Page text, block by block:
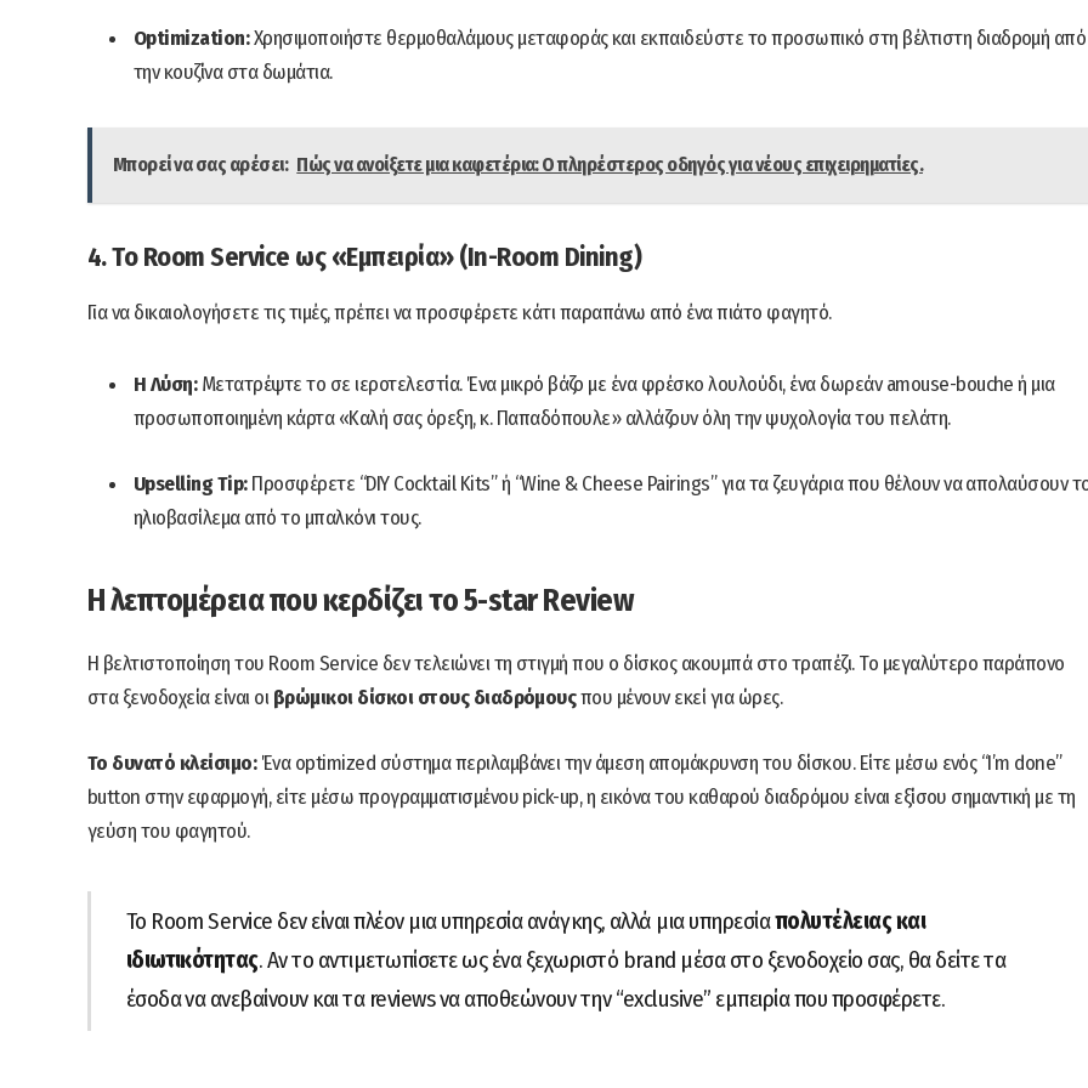
Optimization:Χρησιμοποιήστε θερμοθαλάμους μεταφοράς και εκπαιδεύστε το προσωπικό στη βέλτιστη διαδρομή από
την κουζίνα στα δωμάτια.
Μπορεί να σας αρέσει: Πώς να ανοίξετε μια καφετέρια: Ο πληρέστερος οδηγός για νέους επιχειρηματίες.
4. Το Room Service ως «Εμπειρία» (In-Room Dining)
Για να δικαιολογήσετε τις τιμές, πρέπει να προσφέρετε κάτι παραπάνω από ένα πιάτο φαγητό.
Η Λύση:Μετατρέψτε το σε ιεροτελεστία. Ένα μικρό βάζο με ένα φρέσκο λουλούδι, ένα δωρεάν amouse-bouche ή μια
προσωποποιημένη κάρτα «Καλή σας όρεξη, κ. Παπαδόπουλε» αλλάζουν όλη την ψυχολογία του πελάτη.
Upselling Tip:Προσφέρετε “DIY Cocktail Kits” ή “Wine & Cheese Pairings” για τα ζευγάρια που θέλουν να απολαύσουν
ηλιοβασίλεμα από το μπαλκόνι τους.
Η λεπτομέρεια που κερδίζει το 5-star Review
Η βελτιστοποίηση του Room Service δεν τελειώνει τη στιγμή που ο δίσκος ακουμπά στο τραπέζι. Το μεγαλύτερο παράπονο
στα ξενοδοχεία είναι οι βρώμικοι δίσκοι στους διαδρόμουςπου μένουν εκεί για ώρες.
Το δυνατό κλείσιμο:Ένα optimized σύστημα περιλαμβάνει την άμεση απομάκρυνση του δίσκου. Είτε μέσω ενός “I’m done”
button στην εφαρμογή, είτε μέσω προγραμματισμένου pick-up, η εικόνα του καθαρού διαδρόμου είναι εξίσου σημαντική με τη
γεύση του φαγητού.
Το Room Service δεν είναι πλέον μια υπηρεσία ανάγκης, αλλά μια υπηρεσίαπολυτέλειας και
ιδιωτικότητας. Αν το αντιμετωπίσετε ως ένα ξεχωριστό brand μέσα στο ξενοδοχείο σας, θα δείτε τα
έσοδα να ανεβαίνουν και τα reviews να αποθεώνουν την “exclusive” εμπειρία που προσφέρετε.